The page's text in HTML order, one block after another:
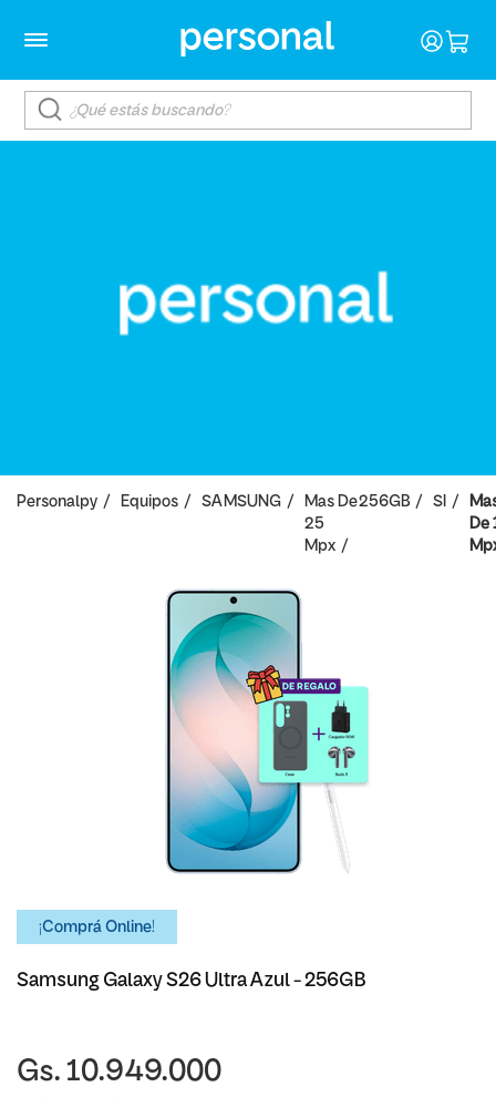
Personalpy Equipos SAMSUNG
Mas De
25
Mpx
256GB SI
De
¡Comprá Online!
Samsung Galaxy S26 Ultra Azul - 256GB
Gs. 10.949.000